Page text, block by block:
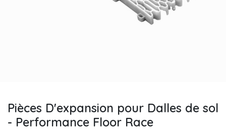
Pièces D'expansion pour Dalles de sol
- Performance Floor Race